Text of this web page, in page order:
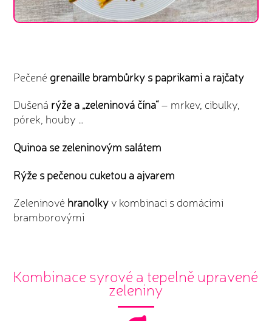
Pečené grenaille brambůrky s paprikami a rajčaty
Dušená rýže a „zeleninová čína“– mrkev, cibulky,
pórek, houby …
Quinoa se zeleninovým salátem
Rýže s pečenou cuketou a ajvarem
Zeleninové hranolkyv kombinaci s domácími
bramborovými
Kombinace syrové a tepelně upravené
zeleniny